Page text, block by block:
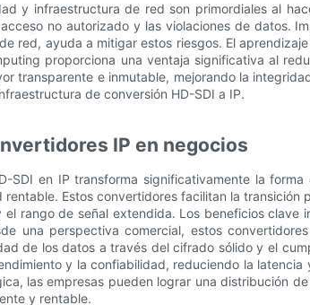
y infraestructura de red son primordiales al
no autorizado y las violaciones de datos.
red, ayuda a mitigar estos riesgos. El
proporciona una ventaja significativa al
transparente e inmutable, mejorando la
de conversión HD-SDI a IP.
IP en negocios
SDI en IP transforma significativamente la
Estos convertidores facilitan la
rango de señal extendida. Los beneficios
una perspectiva comercial, estos
de los datos a través del cifrado sólido y el
y la confiabilidad, reduciendo la
las empresas pueden lograr una distribución
y rentable.